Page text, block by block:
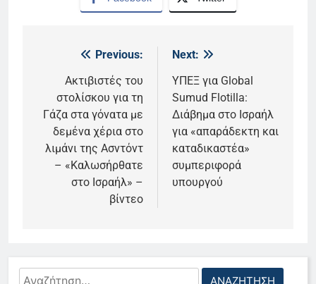
Πλοήγηση
άρθρων
Previous:
Ακτιβιστές του
στολίσκου για τη
Γάζα στα γόνατα με
δεμένα χέρια στο
λιμάνι της Ασντόντ
– «Καλωσήρθατε
στο Ισραήλ» –
βίντεο
Next:
ΥΠΕΞ για Global
Sumud Flotilla:
Διάβημα στο Ισραήλ
για «απαράδεκτη και
καταδικαστέα»
συμπεριφορά
υπουργού
Αναζήτηση